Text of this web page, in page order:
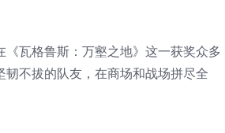
瓦格鲁斯：万壑之地》这一获奖众多
不拔的队友，在商场和战场拼尽全